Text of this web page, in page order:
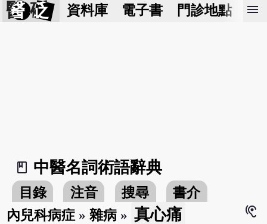
醫 砭 資料庫 電子書 門診地點 預
menu
book_2
中醫名詞術語辭典
目錄 注音 搜尋
書介
內兒科病症 »雜病 » 真心痛
hearing